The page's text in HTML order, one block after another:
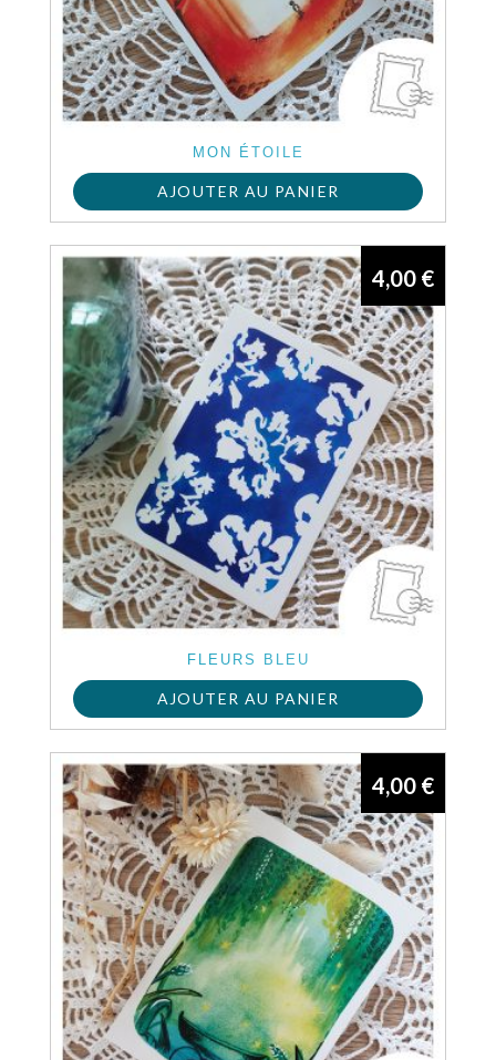
MON ÉTOILE
AJOUTER AU PANIER
FLEURS BLEU
4,00 €
AJOUTER AU PANIER
4,00 €